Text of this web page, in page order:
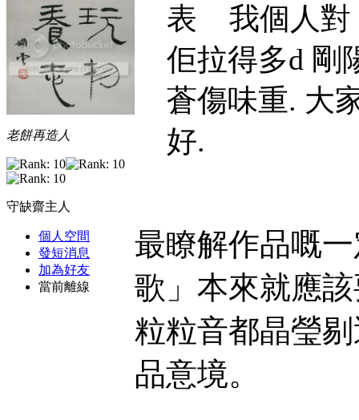
老餅再造人
守缺齋主人
個人空間
發短消息
加為好友
當前離線
表
我個人對
佢拉得多d 剛
蒼傷味重. 大
好.
最瞭解作品嘅
歌」本來就應
粒粒音都晶瑩
品意境。